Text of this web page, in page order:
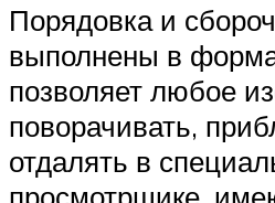
Порядовка и
выполнены в
позволяет любое
поворачивать,
отдалять в